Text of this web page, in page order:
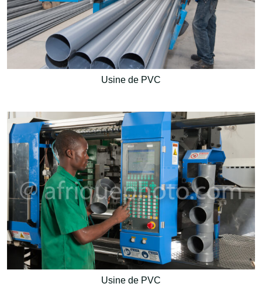
Usine de PVC
Usine de PVC